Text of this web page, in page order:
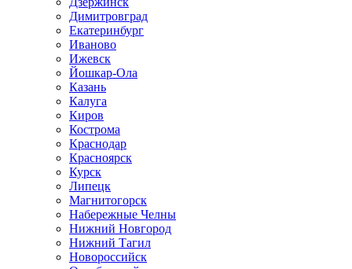
Димитровград
Екатеринбург
Иваново
Ижевск
Йошкар-Ола
Казань
Калуга
Киров
Кострома
Краснодар
Красноярск
Курск
Липецк
Магнитогорск
Набережные Челны
Нижний Новгород
Нижний Тагил
Новороссийск